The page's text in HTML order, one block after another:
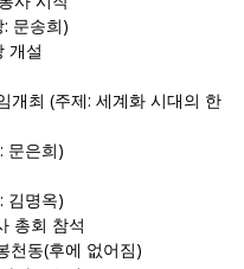
문송희)
개설
개최 (주제: 세계화 시대의 한
문은희)
김명옥)
총회 참석
천동(후에 없어짐)